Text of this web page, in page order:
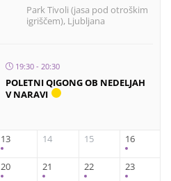
Park Tivoli (jasa pod otroškim
igriščem), Ljubljana
19:30 - 20:30
POLETNI QIGONG OB NEDELJAH
V NARAVI
13 14 15 16
20 21 22 23